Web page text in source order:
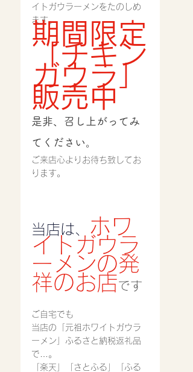
イトガウラーメンをたのしめ
ます。
期間限定
「チキン
ガウラ」
販売中
是非、召し上がってみ
てください。
ご来店心よりお待ち致してお
ります。
当店は、
ホワ
イトガウラ
ーメンの発
祥のお店です
ご自宅でも
当店の「元祖ホワイトガウラ
ーメン」ふるさと納税返礼品
で…。
「楽天」「さとふる」「ふる